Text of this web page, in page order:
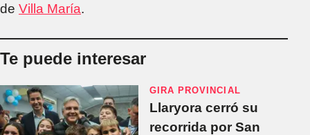
de Villa María.
Te puede interesar
GIRA PROVINCIAL
Llaryora cerró su
recorrida por San